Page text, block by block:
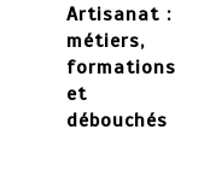
Artisanat :
métiers,
formations
et
débouchés